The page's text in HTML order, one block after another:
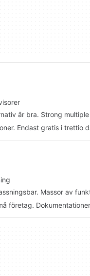
är bra. Strong
Endast gratis i trettio
Massor av
företag.